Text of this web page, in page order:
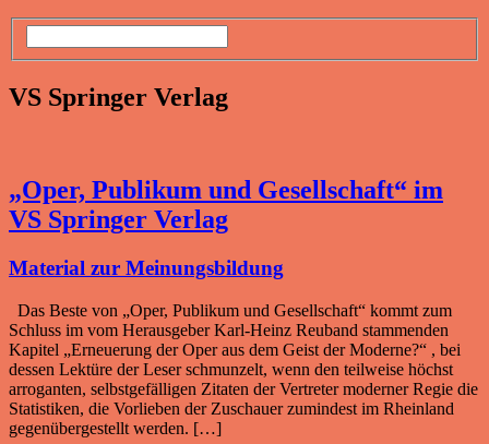
VS Springer Verlag
„Oper, Publikum und Gesellschaft“ im
VS Springer Verlag
Material zur Meinungsbildung
Das Beste von „Oper, Publikum und Gesellschaft“ kommt zum
Schluss im vom Herausgeber Karl-Heinz Reuband stammenden
Kapitel „Erneuerung der Oper aus dem Geist der Moderne?“ , bei
dessen Lektüre der Leser schmunzelt, wenn den teilweise höchst
arroganten, selbstgefälligen Zitaten der Vertreter moderner Regie die
Statistiken, die Vorlieben der Zuschauer zumindest im Rheinland
gegenübergestellt werden. […]